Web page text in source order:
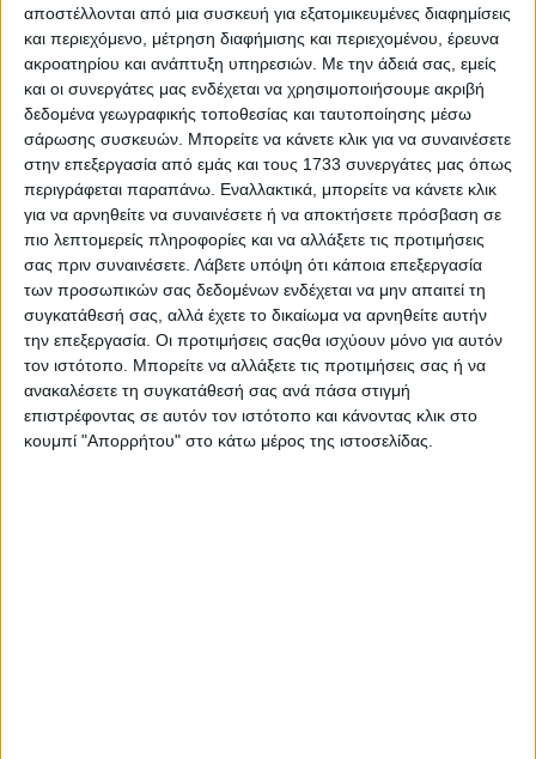
αποστέλλονται από μια συσκευή για εξατομικευμένες διαφημίσεις
και περιεχόμενο, μέτρηση διαφήμισης και περιεχομένου, έρευνα
ακροατηρίου και ανάπτυξη υπηρεσιών. Με την άδειά σας, εμείς
και οι συνεργάτες μας ενδέχεται να χρησιμοποιήσουμε ακριβή
δεδομένα γεωγραφικής τοποθεσίας και ταυτοποίησης μέσω
σάρωσης συσκευών. Μπορείτε να κάνετε κλικ για να συναινέσετε
στην επεξεργασία από εμάς και τους 1733 συνεργάτες μας όπως
περιγράφεται παραπάνω. Εναλλακτικά, μπορείτε να κάνετε κλικ
για να αρνηθείτε να συναινέσετε ή να αποκτήσετε πρόσβαση σε
πιο λεπτομερείς πληροφορίες και να αλλάξετε τις προτιμήσεις
σας πριν συναινέσετε. Λάβετε υπόψη ότι κάποια επεξεργασία
των προσωπικών σας δεδομένων ενδέχεται να μην απαιτεί τη
συγκατάθεσή σας, αλλά έχετε το δικαίωμα να αρνηθείτε αυτήν
την επεξεργασία. Οι προτιμήσεις σαςθα ισχύουν μόνο για αυτόν
τον ιστότοπο. Μπορείτε να αλλάξετε τις προτιμήσεις σας ή να
ανακαλέσετε τη συγκατάθεσή σας ανά πάσα στιγμή
επιστρέφοντας σε αυτόν τον ιστότοπο και κάνοντας κλικ στο
κουμπί "Απορρήτου" στο κάτω μέρος της ιστοσελίδας.
Πριν δείτε το video που δημοσιεύσαμε πριν λίγο,
ενδιαφέρον έχει να αναφέρουμε ότι την είσοδο του
χώρου εκδηλώσεων στόλισαν η μοναδική Lancia
Stratos και η επιβλητική Toyota Celica ST205 της
Toyota Team Europe, που παραχώρησαν ευγενικά
οι κ. Γιάννης Βαρδινογιάννης και Μάριος
Σταφυλοπάτης, αντίστοιχα.